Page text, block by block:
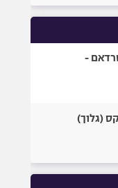
-
(גלוך)